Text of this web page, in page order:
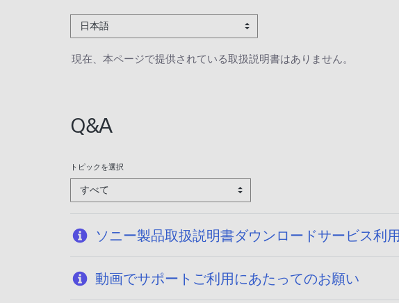
日本語
現在、本ページで提供されている取扱説明書はありません。
Q&A
トピックを選択
すべて
ソニー製品取扱説明書ダウンロードサービス利
動画でサポートご利用にあたってのお願い